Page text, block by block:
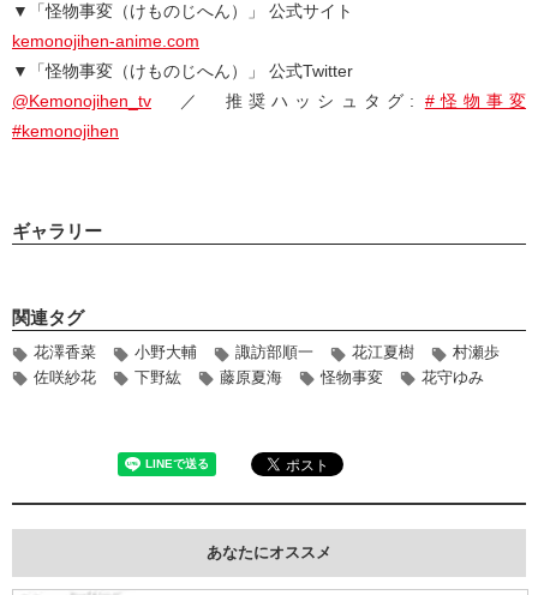
▼「怪物事変（けものじへん）」 公式サイト
kemonojihen-anime.com
▼「怪物事変（けものじへん）」 公式Twitter
@Kemonojihen_tv ／ 推奨ハッシュタグ: #怪物事変
#kemonojihen
ギャラリー
関連タグ
花澤香菜 小野大輔 諏訪部順一 花江夏樹
村瀬歩
佐咲紗花
下野紘 藤原夏海 怪物事変 花守ゆみ
あなたにオススメ